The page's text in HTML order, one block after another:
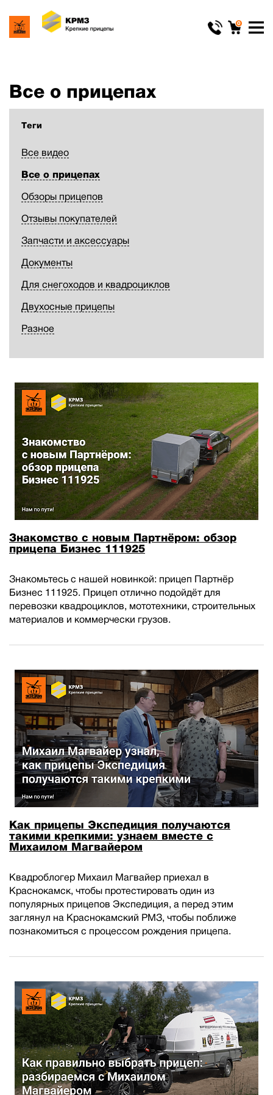
0
Все о прицепах
Теги
Все видео
Все о прицепах
Обзоры прицепов
Отзывы покупателей
Запчасти и аксессуары
Документы
Для снегоходов и квадроциклов
Двухосные прицепы
Разное
Знакомство с новым Партнёром: обзор
прицепа Бизнес 111925
Знакомьтесь с нашей новинкой: прицеп Партнёр
Бизнес 111925. Прицеп отлично подойдёт для
перевозки квадроциклов, мототехники, строительных
материалов и коммерчески грузов.
Как прицепы Экспедиция получаются
такими крепкими: узнаем вместе с
Михаилом Магвайером
Квадроблогер Михаил Магвайер приехал в
Краснокамск, чтобы протестировать один из
популярных прицепов Экспедиция, а перед этим
заглянул на Краснокамский РМЗ, чтобы поближе
познакомиться с процессом рождения прицепа.